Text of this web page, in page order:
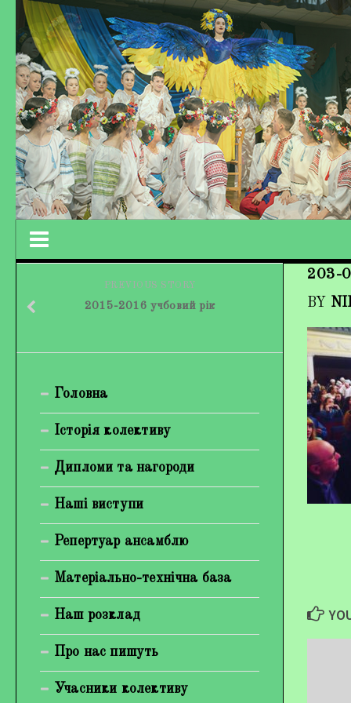
Кохно Вікторія Вікторівна
Гірієнко Ірина Михайлівна
Галерея
Відеогалерея
Фотогалерея
203-
BY
PREVIOUS STORY
2015-2016 учбовий рік
Головна
Історія колективу
Дипломи та нагороди
Наші виступи
Репертуар ансамблю
Матеріально-технічна база
Наш розклад
Про нас пишуть
Учасники колективу